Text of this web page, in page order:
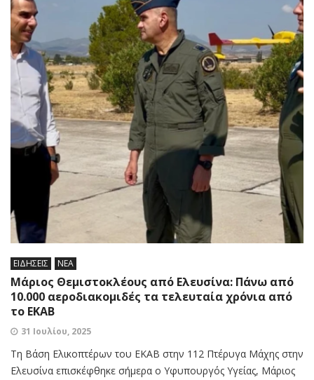
ΕΙΔΗΣΕΙΣ ΝΕΑ
Μάριος Θεμιστοκλέους από Ελευσίνα: Πάνω από
10.000 αεροδιακομιδές τα τελευταία χρόνια από
το ΕΚΑΒ
31 Ιουλίου, 2025
Τη Βάση Ελικοπτέρων του ΕΚΑΒ στην 112 Πτέρυγα Μάχης στην
Ελευσίνα επισκέφθηκε σήμερα ο Υφυπουργός Υγείας, Μάριος